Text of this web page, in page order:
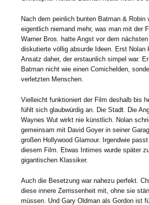
Nach dem peinlich bunten Batman & Robin
eigentlich niemand mehr, was man mit der
Warner Bros. hatte Angst vor dem
diskutierte völlig absurde Ideen. Erst Nolan
Ansatz daher, der erstaunlich simpel war.
Batman nicht wie einen Comichelden,
verletzten Menschen.
Vielleicht funktioniert der Film deshalb bis
fühlt sich glaubwürdig an. Die Stadt. Die
Waynes Wut wirkt nie künstlich. Nolan
gemeinsam mit David Goyer in seiner
großen Hollywood Glamour. Irgendwie
diesem Film. Etwas Intimes wurde später
gigantischen Klassiker.
Auch die Besetzung war nahezu perfekt.
diese innere Zerrissenheit mit, ohne sie
müssen. Und Gary Oldman als Gordon ist